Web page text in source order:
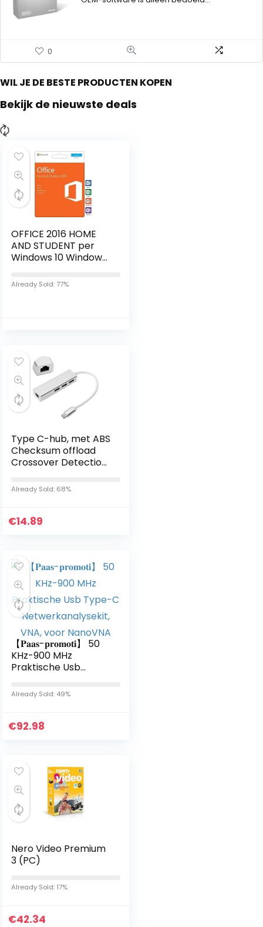
0
WIL JE DE BESTE PRODUCTEN KOPEN
Bekijk de nieuwste deals
OFFICE 2016 HOME
AND STUDENT per
Windows 10 Windows
Excel PowerPoint
OneNote | 1
Already Sold: 77%
Type C-hub, met ABS
Checksum offload
Crossover Detection
Already Sold: 68%
€14.89
【𝐏𝐚𝐚𝐬-𝐩𝐫𝐨𝐦𝐨𝐭𝐢】 50
KHz-900 MHz
Praktische Usb
Netwerkanalysekit,
VNA, voor NanoVNA
Already Sold: 49%
€92.98
Nero Video Premium
3 (PC)
Already Sold: 17%
€42.34